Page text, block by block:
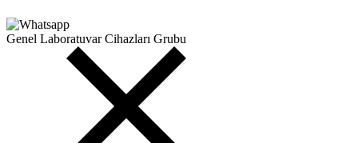
Genel Laboratuvar Cihazları Grubu